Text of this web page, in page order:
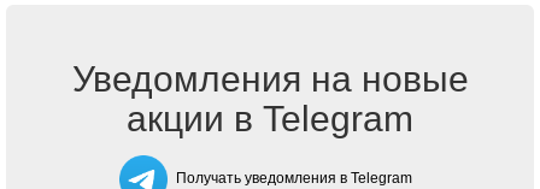
Уведомления на новые
акции в Telegram
Получать уведомления в Telegram